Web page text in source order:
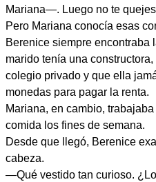
Mariana—. Luego no te
Pero Mariana conocía esas
Berenice siempre encontraba
marido tenía una
colegio privado y que ella
monedas para pagar la renta.
Mariana, en cambio,
comida los fines de semana.
Desde que llegó, Berenice
cabeza.
—Qué vestido tan curioso.